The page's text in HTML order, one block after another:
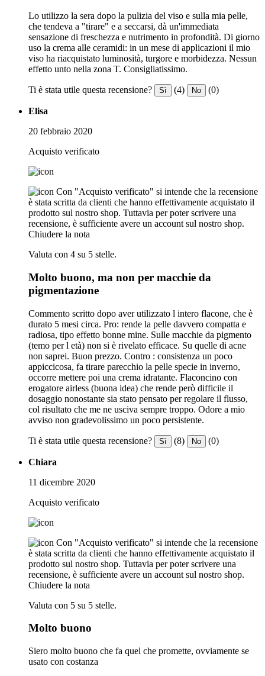
Lo utilizzo la sera dopo la pulizia del viso e sulla mia pelle,
che tendeva a "tirare" e a seccarsi, dà un'immediata
sensazione di freschezza e nutrimento in profondità. Di giorno
uso la crema alle ceramidi: in un mese di applicazioni il mio
viso ha riacquistato luminosità, turgore e morbidezza. Nessun
effetto unto nella zona T. Consigliatissimo.
Ti è stata utile questa recensione? Sì (4) No (0)
Elisa
20 febbraio 2020
Acquisto verificato
Con "Acquisto verificato" si intende che la recensione
è stata scritta da clienti che hanno effettivamente acquistato il
prodotto sul nostro shop. Tuttavia per poter scrivere una
recensione, è sufficiente avere un account sul nostro shop.
Chiudere la nota
Valuta con 4 su 5 stelle.
Molto buono, ma non per macchie da
pigmentazione
Commento scritto dopo aver utilizzato l intero flacone, che è
durato 5 mesi circa. Pro: rende la pelle davvero compatta e
radiosa, tipo effetto bonne mine. Sulle macchie da pigmento
(temo per l età) non si è rivelato efficace. Su quelle di acne
non saprei. Buon prezzo. Contro : consistenza un poco
appiccicosa, fa tirare parecchio la pelle specie in inverno,
occorre mettere poi una crema idratante. Flaconcino con
erogatore airless (buona idea) che rende però difficile il
dosaggio nonostante sia stato pensato per regolare il flusso,
col risultato che me ne usciva sempre troppo. Odore a mio
avviso non gradevolissimo un poco persistente.
Ti è stata utile questa recensione? Sì (8) No (0)
Chiara
11 dicembre 2020
Acquisto verificato
Con "Acquisto verificato" si intende che la recensione
è stata scritta da clienti che hanno effettivamente acquistato il
prodotto sul nostro shop. Tuttavia per poter scrivere una
recensione, è sufficiente avere un account sul nostro shop.
Chiudere la nota
Valuta con 5 su 5 stelle.
Molto buono
Siero molto buono che fa quel che promette, ovviamente se
usato con costanza